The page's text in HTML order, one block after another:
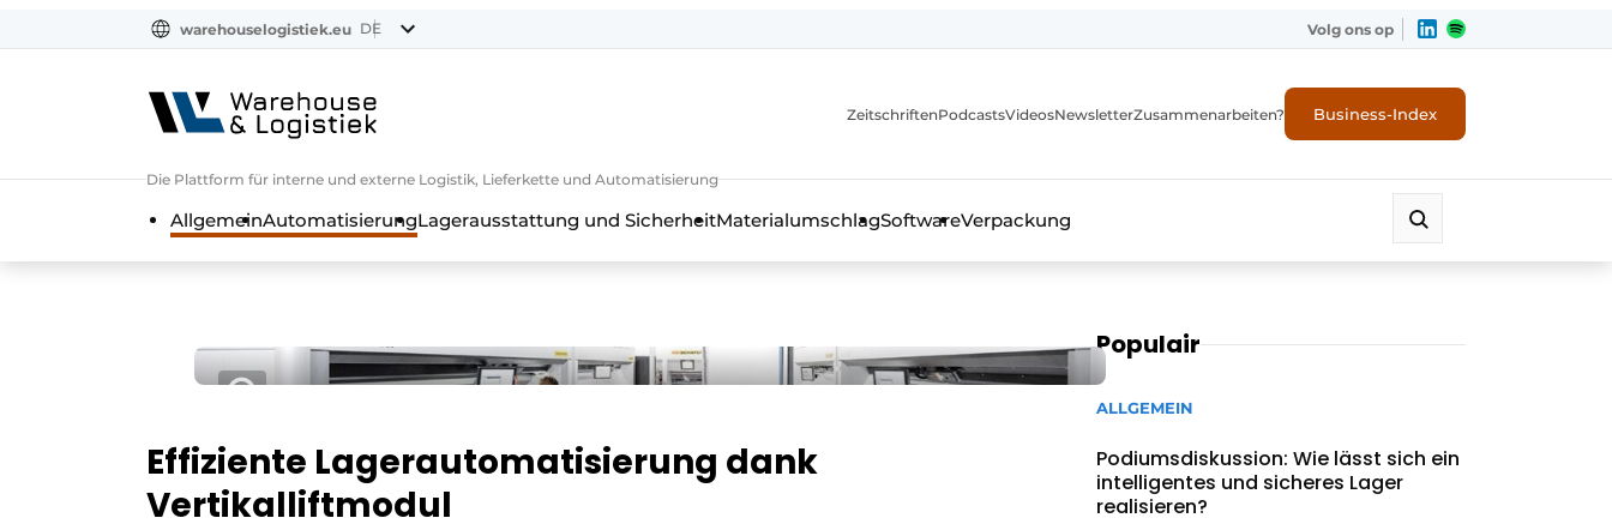
warehouselogistiek.eu DE Volg ons op
Die Plattform für interne und externe Logistik, Lieferkette und Automatisierung
ZeitschriftenPodcastsVideosNewsletterZusammenarbeiten? Business-Index
AllgemeinAutomatisierungLagerausstattung und SicherheitMaterialumschlagSoftwareVerpackung
Effiziente Lagerautomatisierung dank
Vertikalliftmodul
Populair
ALLGEMEIN
Podiumsdiskussion: Wie lässt sich ein
intelligentes und sicheres Lager
realisieren?